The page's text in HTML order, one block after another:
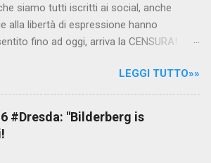
LEGGI IL SERVIZIO . staff
Condividi su Facebook
siamo tutti iscritti ai social, anche
alla libertà di espressione hanno
fino ad oggi, arriva la CENSURA!
rispediti al mittente dai cittadini - perché
avrebbe fatto perdere troppi
ai vari governi - la CENSURA potrebbe
dall'Antitrust, ovvero l' Autorità garante
LEGGI TUTTO»»
#Dresda: "Bilderberg is